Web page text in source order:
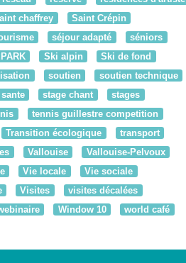
chaffrey
Saint Crépin
séjour adapté
séniors
Ski alpin
Ski de fond
soutien
soutien technique
stage chant
stages
tennis guillestre competition
Transition écologique
transport
Vallouise
Vallouise-Pelvoux
Vie locale
Vie sociale
Visites
visites décalées
Window 10
world café